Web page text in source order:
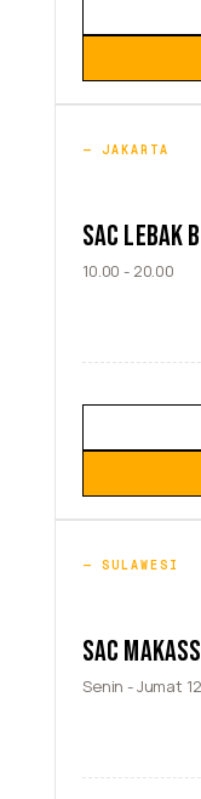
JAKARTA
SAC LEBAK
10.00 - 20.00
SULAWESI
SAC
Senin - Jumat